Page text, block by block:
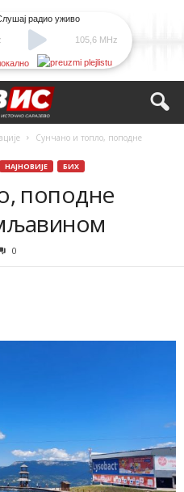
радио уживо
105,6 MHz
Сунчано и топло, поподне
НАЈНОВИЈЕ БИХ
поподне
0